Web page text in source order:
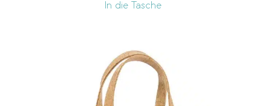
In die Tasche